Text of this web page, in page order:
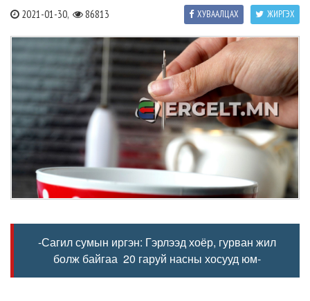
2021-01-30, 86813 ЖИРГЭХ
ХУВААЛЦАХ
-Сагил сумын иргэн: Гэрлээд хоёр, гурван жил
болж байгаа 20 гаруй насны хосууд юм-